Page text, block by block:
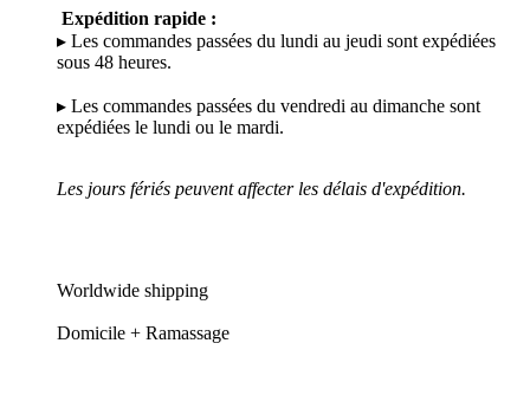
Expédition rapide :
▸ Les commandes passées du lundi au jeudi sont expédiées
sous 48 heures.
▸ Les commandes passées du vendredi au dimanche sont
expédiées le lundi ou le mardi.
Les jours fériés peuvent affecter les délais d'expédition.
Worldwide shipping
Domicile + Ramassage